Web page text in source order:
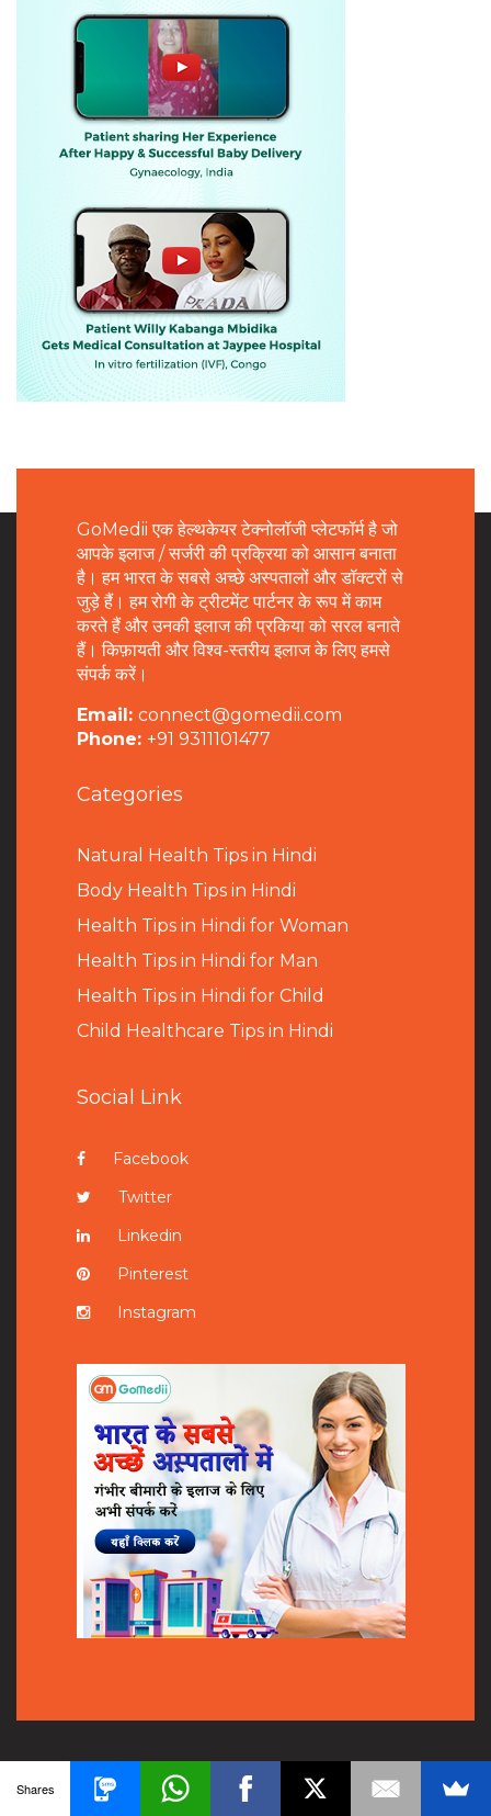
GoMedii एक हेल्थकेयर टेक्नोलॉजी प्लेटफॉर्म है जो
आपके इलाज / सर्जरी की प्रक्रिया को आसान बनाता
है। हम भारत के सबसे अच्छे अस्पतालों और डॉक्टरों से
जुड़े हैं। हम रोगी के ट्रीटमेंट पार्टनर के रूप में काम
करते हैं और उनकी इलाज की प्रकिया को सरल बनाते
हैं। किफ़ायती और विश्व-स्तरीय इलाज के लिए हमसे
संपर्क करें।
Email: connect@gomedii.com
Phone: +91 9311101477
Categories
Natural Health Tips in Hindi
Body Health Tips in Hindi
Health Tips in Hindi for Woman
Health Tips in Hindi for Man
Health Tips in Hindi for Child
Child Healthcare Tips in Hindi
Social Link
Facebook
Twitter
Linkedin
Pinterest
Instagram
Shares